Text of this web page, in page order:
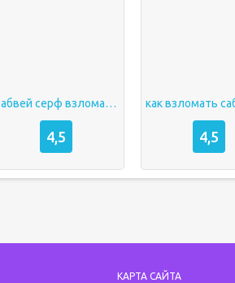
Сабвей серф взломанная
4,5 4,5
КАРТА САЙТА